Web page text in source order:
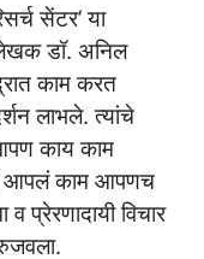
सेंटर’ या
डॉ. अनिल
काम करत
लाभले. त्यांचे
काय काम
आपलं काम आपणच
व प्रेरणादायी विचार